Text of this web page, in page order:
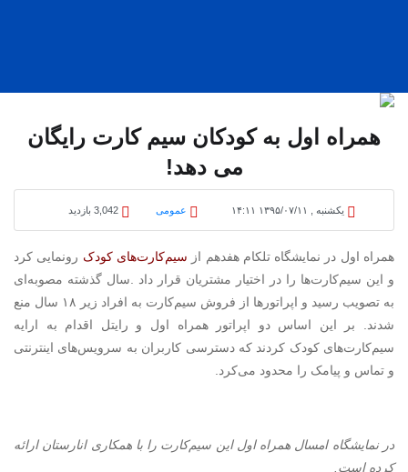
همراه اول به کودکان سیم کارت رایگان
می دهد!
یکشنبه , ۱۳۹۵/۰۷/۱۱ ۱۴:۱۱ عمومی 3,042 بازدید
همراه اول در نمایشگاه تلکام هفدهم از سیم‌کارت‌های کودک رونمایی کرد
و این سیم‌کارت‌ها را در اختیار مشتریان قرار داد
سال گذشته مصوبه‌ای
به تصویب رسید و اپراتورها از فروش سیم‌کارت به افراد زیر ۱۸ سال منع
شدند. بر این اساس دو اپراتور همراه اول و رایتل اقدام به ارایه
سیم‌کارت‌های کودک کردند که دسترسی کاربران به سرویس‌های اینترنتی
و تماس و پیامک را محدود می‌کرد
در نمایشگاه امسال همراه اول این سیم‌کارت را با همکاری انارستان ارائه
کرده است